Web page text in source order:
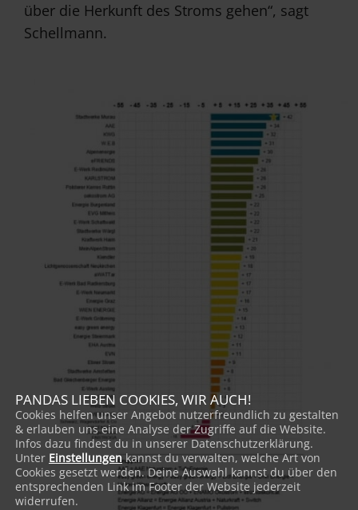
über die Herkunft des Stroms gehen“, sagt
Schellmann.
PANDAS LIEBEN COOKIES, WIR AUCH!
Cookies helfen unser Angebot nutzerfreundlich zu gestalten
& erlauben uns eine Analyse der Zugriffe auf die Website.
Infos dazu findest du in unserer Datenschutzerklärung.
Unter Einstellungen kannst du verwalten, welche Art von
Cookies gesetzt werden. Deine Auswahl kannst du über den
entsprechenden Link im Footer der Website jederzeit
widerrufen.